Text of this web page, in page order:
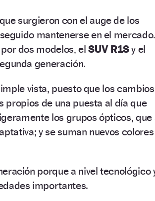
surgieron con el auge de los
mantenerse en el
dos modelos, elSUV R1Sy el
generación.
vista, puesto que los cambios
propios de una puesta al día que
los grupos ópticos, que
y se suman nuevos colores
porque a nivel tecnológico
importantes.